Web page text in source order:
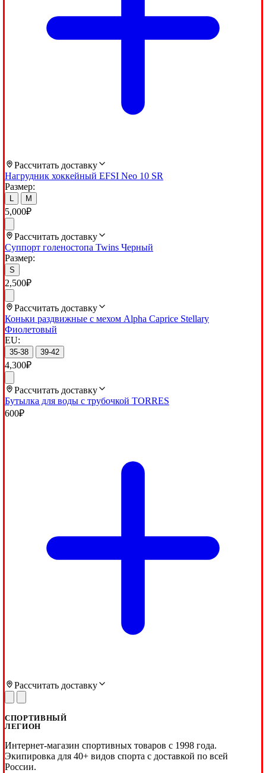
Рассчитать доставку
Нагрудник хоккейный EFSI Neo 10 SR
Размер:
L M
5,000₽
Рассчитать доставку
Суппорт голеностопа Twins Черный
Размер:
S
2,500₽
Рассчитать доставку
Коньки раздвижные с мехом Alpha Caprice Stellary
Фиолетовый
EU:
35-38 39-42
4,300₽
Рассчитать доставку
Бутылка для воды с трубочкой TORRES
600₽
Рассчитать доставку
СПОРТИВНЫЙ
ЛЕГИОН
Интернет-магазин спортивных товаров с 1998 года.
Экипировка для 40+ видов спорта с доставкой по всей
России.